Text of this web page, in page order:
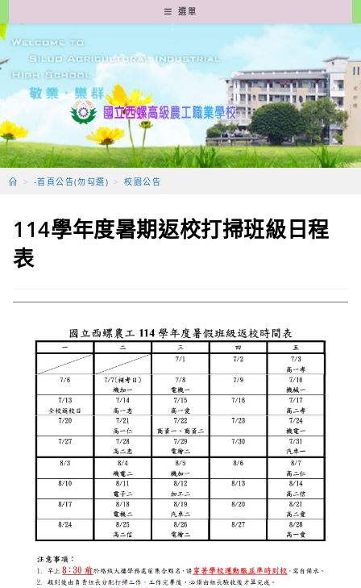
轉
至
要
容
選單
> -首頁公告(勿勾選) > 校園公告
114學年度暑期返校打掃班級日程
表